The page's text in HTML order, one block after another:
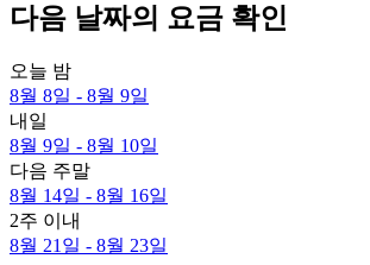
다음 날짜의 요금 확인
오늘 밤
8월 8일 - 8월 9일
내일
8월 9일 - 8월 10일
다음 주말
8월 14일 - 8월 16일
2주 이내
8월 21일 - 8월 23일